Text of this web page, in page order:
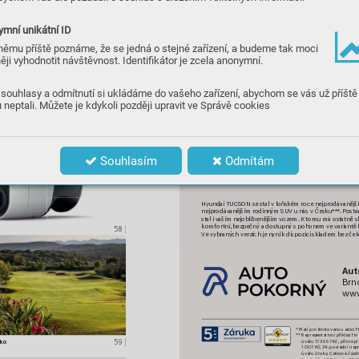
unikátní ID
příště poznáme, že se jedná o stejné zařízení, a budeme tak moci
vyhodnotit návštěvnost. Identifikátor je zcela anonymní.
a odmítnutí si ukládáme do vašeho zařízení, abychom se vás už příště
neptali. Můžete je kdykoli později upravit ve Správě cookies
Souhlasím Odmítám
59
ser
58
Hyundai TUCSON se stal vloňském roce
nejprodávanějším rodinným SUV unás vČesku***.
stal ivaším nejoblíbenějším vozem. Ktomu má ostatně
komfortní, bezpečný adostupný spohonem ve variantě
Ve vybraných verzích je nyní kdispozici skladem bez
*Platí pro limitovanou edici F
**Reprezentativní příklad
úvěru 173 997 Kč, přímá
1 007 Kč; 24. poslední
úvěru 2 roky. Celková částk